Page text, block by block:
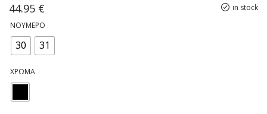
in stock
44.95 €
ΝΟΎΜΕΡΟ
30 31
ΧΡΏΜΑ